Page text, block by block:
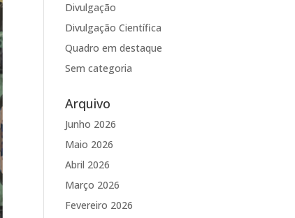
Divulgação
Divulgação Científica
Quadro em destaque
Sem categoria
Arquivo
Junho 2026
Maio 2026
Abril 2026
Março 2026
Fevereiro 2026